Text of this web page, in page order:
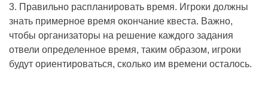
3. Правильно распланировать время. Игроки должны
знать примерное время окончание квеста. Важно,
чтобы организаторы на решение каждого задания
отвели определенное время, таким образом, игроки
будут ориентироваться, сколько им времени осталось.